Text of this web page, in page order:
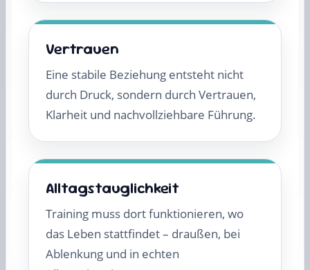
Vertrauen
Eine stabile Beziehung entsteht nicht
durch Druck, sondern durch Vertrauen,
Klarheit und nachvollziehbare Führung.
Alltagstauglichkeit
Training muss dort funktionieren, wo
das Leben stattfindet – draußen, bei
Ablenkung und in echten